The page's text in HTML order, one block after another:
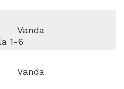
Vanda
1-6
Vanda